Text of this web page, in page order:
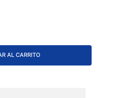
AL CARRITO